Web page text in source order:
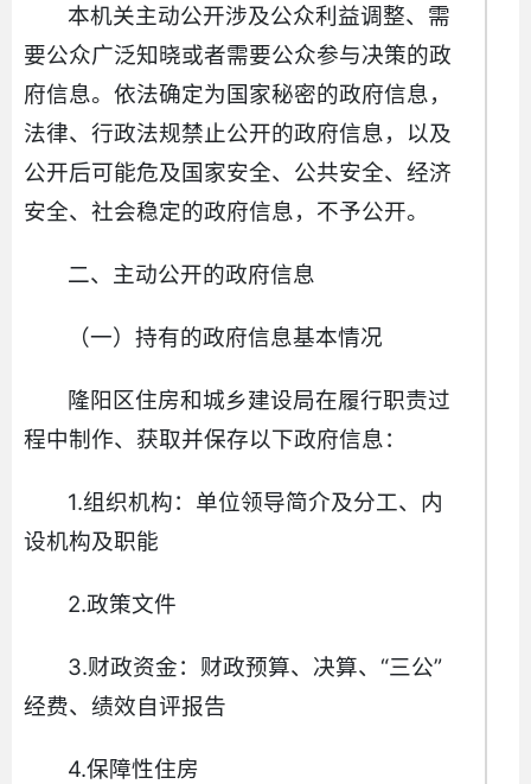
本机关主动公开涉及公众利益调整、需
要公众广泛知晓或者需要公众参与决策的政
府信息。依法确定为国家秘密的政府信息，
法律、行政法规禁止公开的政府信息，以及
公开后可能危及国家安全、公共安全、经济
安全、社会稳定的政府信息，不予公开。
二、主动公开的政府信息
（一）持有的政府信息基本情况
隆阳区住房和城乡建设局在履行职责过
程中制作、获取并保存以下政府信息：
1.组织机构：单位领导简介及分工、内
设机构及职能
2.政策文件
3.财政资金：财政预算、决算、“三公”
经费、绩效自评报告
4.保障性住房